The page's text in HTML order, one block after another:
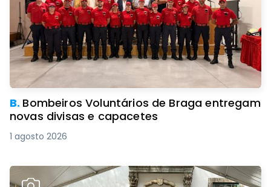
B. Bombeiros Voluntários de Braga entregam
novas divisas e capacetes
1 agosto 2026